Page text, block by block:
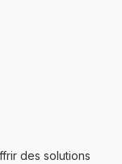
des solutions